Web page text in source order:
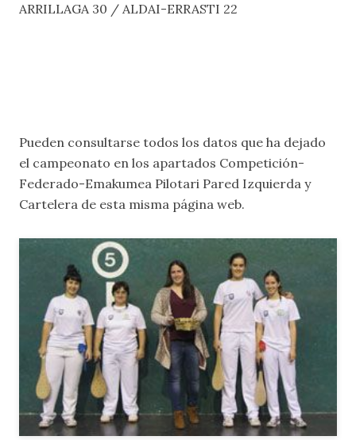
ARRILLAGA 30 / ALDAI-ERRASTI 22
Pueden consultarse todos los datos que ha dejado
el campeonato en los apartados Competición-
Federado-Emakumea Pilotari Pared Izquierda y
Cartelera de esta misma página web.